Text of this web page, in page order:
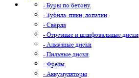
- Буры по бетону
- Зубила, пики, лопатки
- Свёрла
- Отрезные и шлифовальные диски
- Алмазные диски
- Пильные диски
- Фрезы
- Аккумуляторы